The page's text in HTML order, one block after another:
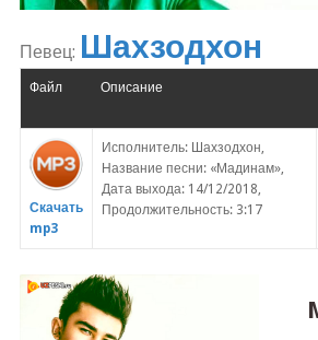
Певец: Шахзодхон
Файл Описание
Скачать
mp3
Исполнитель: Шахзодхон,
Название песни: «Мадинам»,
Дата выхода: 14/12/2018,
Продолжительность: 3:17